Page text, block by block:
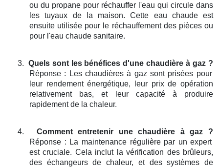
ou du propane pour réchauffer l'eau qui circule dans
les tuyaux de la maison. Cette eau chaude est
ensuite utilisée pour le réchauffement des pièces ou
pour l'eau chaude sanitaire.
3. Quels sont les bénéfices d'une chaudière à gaz ?
Réponse : Les chaudières à gaz sont prisées pour
leur rendement énergétique, leur prix de opération
relativement bas, et leur capacité à produire
rapidement de la chaleur.
4.
Comment entretenir une chaudière à gaz ?
Réponse : La maintenance régulière par un expert
est cruciale. Cela inclut la vérification des brûleurs,
des échangeurs de chaleur, et des systèmes de